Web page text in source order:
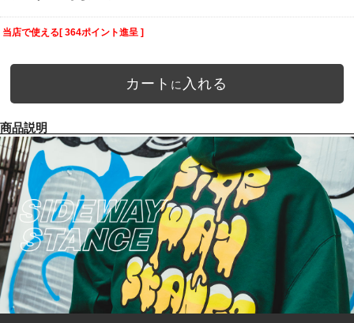
当店で使える[ 364ポイント進呈 ]
カート に 入れる
商品説明